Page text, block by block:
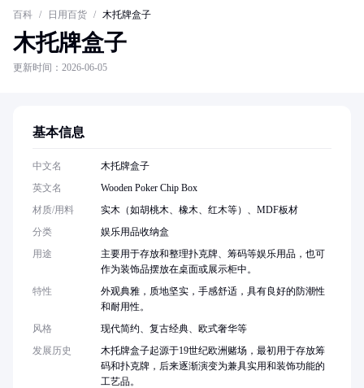
百科 / 日用百货 / 木托牌盒子
木托牌盒子
更新时间：2026-06-05
基本信息
中文名
木托牌盒子
英文名
Wooden Poker Chip Box
材质/用料
实木（如胡桃木、橡木、红木等）、MDF板材
分类
娱乐用品收纳盒
用途
主要用于存放和整理扑克牌、筹码等娱乐用品，也可
作为装饰品摆放在桌面或展示柜中。
特性
外观典雅，质地坚实，手感舒适，具有良好的防潮性
和耐用性。
风格
现代简约、复古经典、欧式奢华等
发展历史
木托牌盒子起源于19世纪欧洲赌场，最初用于存放筹
码和扑克牌，后来逐渐演变为兼具实用和装饰功能的
工艺品。